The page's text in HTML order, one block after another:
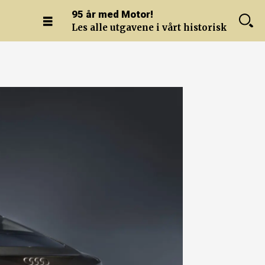
95 år med Motor!
Les alle utgavene i vårt historiske arkiv.